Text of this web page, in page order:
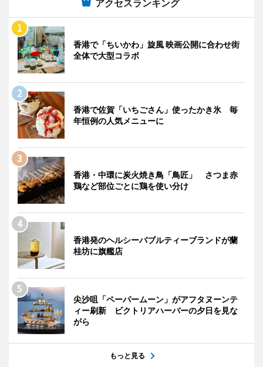
アクセスランキング
香港で「ちいかわ」旋風 映画公開に合わせ街
全体で大型コラボ
香港で佐賀「いちごさん」使ったかき氷 毎
年恒例の人気メニューに
香港・中環に炭火焼き鳥「鳥匠」 さつま赤
鶏など部位ごとに鶏を使い分け
香港発のヘルシーバブルティーブランドが蘭
桂坊に旗艦店
尖沙咀「ペーパームーン」がアフタヌーンテ
ィー刷新 ビクトリアハーバーの夕日を見な
がら
もっと見る